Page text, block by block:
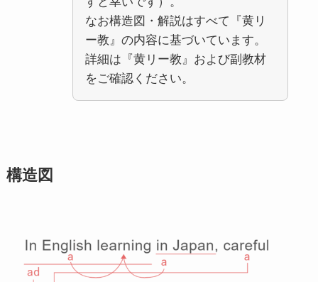
なお構造図・解説はすべて『黄リ
ー教』の内容に基づいています。
詳細は『黄リー教』および副教材
をご確認ください。
構造図